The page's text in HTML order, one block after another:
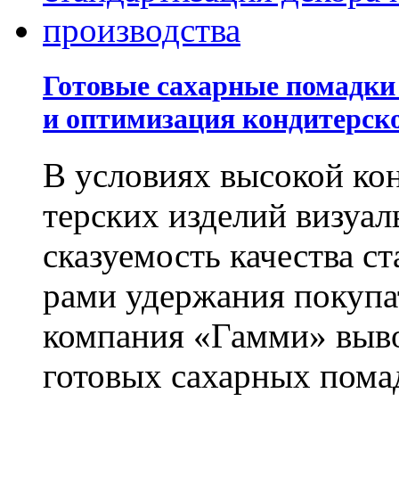
Готовые сахарные
и оптимизация
В условиях высокой
терских изделий
сказуемость качества
рами удержания
компания «Гамми»
готовых сахарных